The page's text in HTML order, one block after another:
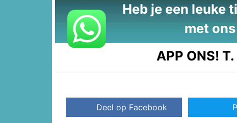
Heb je een leuke
met
APP ONS! T.
Deel op Facebook